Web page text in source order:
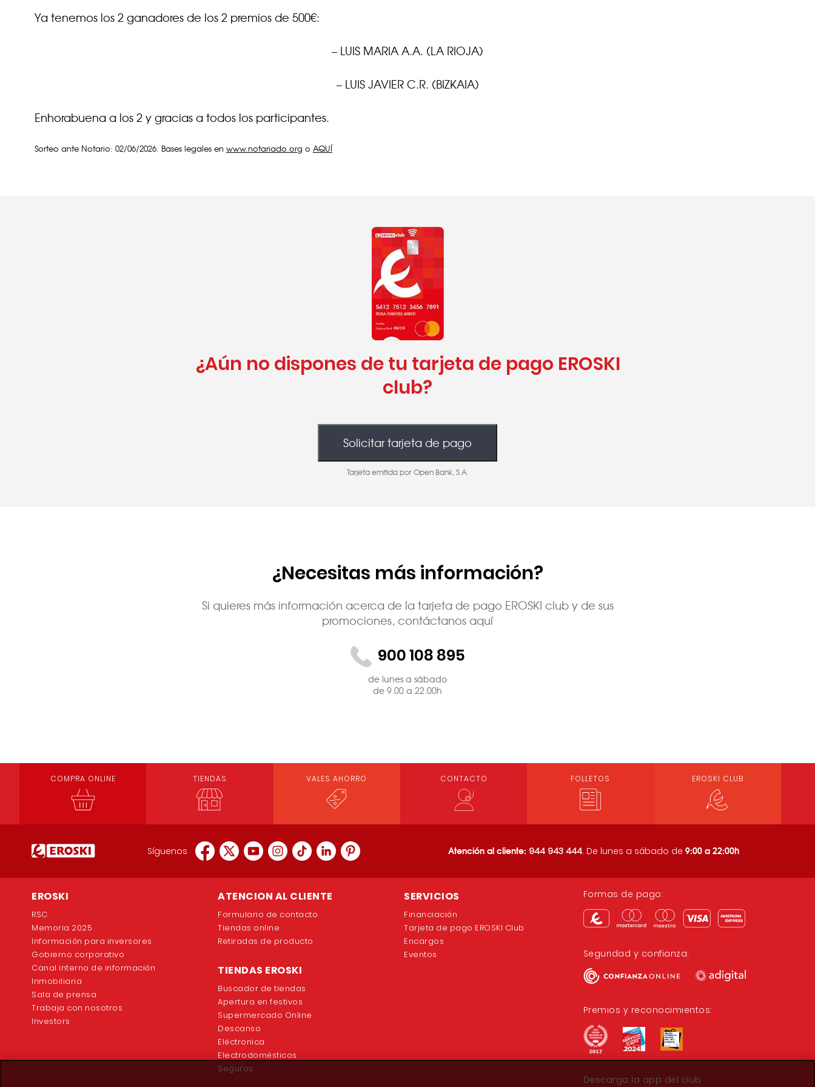
Ya tenemos los 2 ganadores de los 2 premios de 500€:
– LUIS MARIA A.A. (LA RIOJA)
– LUIS JAVIER C.R. (BIZKAIA)
Enhorabuena a los 2 y gracias a todos los participantes.
Sorteo ante Notario: 02/06/2026. Bases legales en www.notariado.org o AQUÍ
¿Aún no dispones de tu tarjeta de pago EROSKI
club?
Tarjeta emitida por Open Bank, S.A.
¿Necesitas más información?
Si quieres más información acerca de la tarjeta de pago EROSKI club y de sus
promociones, contáctanos aquí
900 108 895
de lunes a sábado
de 9.00 a 22.00h
COMPRA ONLINE TIENDAS VALES AHORRO CONTACTO FOLLETOS EROSKI CLUB
Síguenos Atención al cliente: 944 943 444. De lunes a sábado de 9:00 a 22:00h
EROSKI
RSC
Memoria 2025
Información para inversores
Gobierno corporativo
Canal interno de información
Inmobiliaria
Sala de prensa
Trabaja con nosotros
Investors
ATENCION AL CLIENTE
Formulario de contacto
Tiendas online
Retiradas de producto
TIENDAS EROSKI
Buscador de tiendas
Apertura en festivos
Supermercado Online
Descanso
Eléctronica
Electrodomésticos
Seguros
SERVICIOS
Financiación
Tarjeta de pago EROSKI Club
Encargos
Eventos
Formas de pago:
Seguridad y confianza:
Premios y reconocimientos:
Descarga la app del club